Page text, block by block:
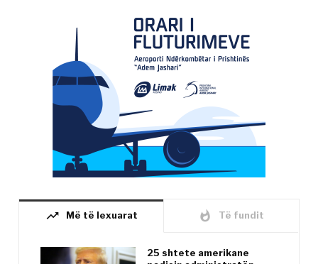
trending_up Më të lexuarat whatshot Të fundit
25 shtete amerikane